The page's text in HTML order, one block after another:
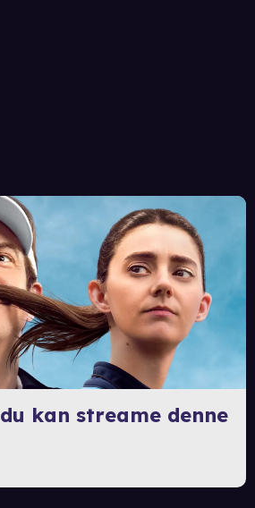
kan streame denne